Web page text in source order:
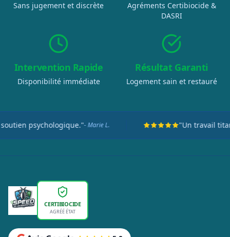
Sans jugement et discrète
Agréments Certibiocide &
DASRI
Intervention Rapide
Disponibilité immédiate
Résultat Garanti
Logement sain et restauré
- Marie L. "Un travail titanesque
CERTIBIOCIDE
AGRÉÉ ÉTAT